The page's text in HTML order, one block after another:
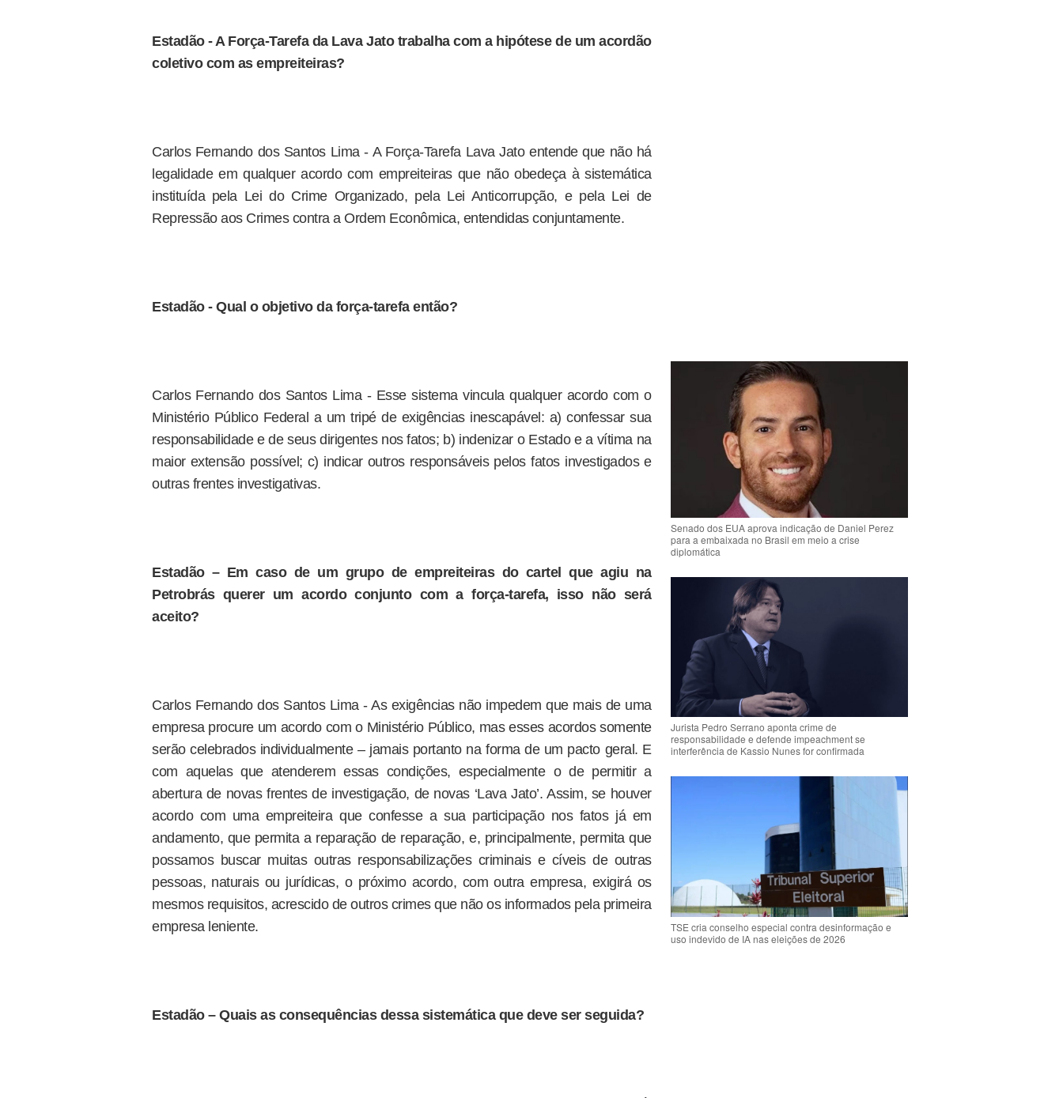
Estadão - A Força-Tarefa da Lava Jato trabalha com a hipótese de um acordão
coletivo com as empreiteiras?
Carlos Fernando dos Santos Lima - A Força-Tarefa Lava Jato entende que não há
legalidade em qualquer acordo com empreiteiras que não obedeça à sistemática
instituída pela Lei do Crime Organizado, pela Lei Anticorrupção, e pela Lei de
Repressão aos Crimes contra a Ordem Econômica, entendidas conjuntamente.
Estadão - Qual o objetivo da força-tarefa então?
Carlos Fernando dos Santos Lima - Esse sistema vincula qualquer acordo com o
Ministério Público Federal a um tripé de exigências inescapável: a) confessar sua
responsabilidade e de seus dirigentes nos fatos; b) indenizar o Estado e a vítima na
maior extensão possível; c) indicar outros responsáveis pelos fatos investigados e
outras frentes investigativas.
Estadão – Em caso de um grupo de empreiteiras do cartel que agiu na
Petrobrás querer um acordo conjunto com a força-tarefa, isso não será
aceito?
Carlos Fernando dos Santos Lima - As exigências não impedem que mais de uma
empresa procure um acordo com o Ministério Público, mas esses acordos somente
serão celebrados individualmente – jamais portanto na forma de um pacto geral. E
com aquelas que atenderem essas condições, especialmente o de permitir a
abertura de novas frentes de investigação, de novas ‘Lava Jato’. Assim, se houver
acordo com uma empreiteira que confesse a sua participação nos fatos já em
andamento, que permita a reparação de reparação, e, principalmente, permita que
possamos buscar muitas outras responsabilizações criminais e cíveis de outras
pessoas, naturais ou jurídicas, o próximo acordo, com outra empresa, exigirá os
mesmos requisitos, acrescido de outros crimes que não os informados pela primeira
empresa leniente.
Estadão – Quais as consequências dessa sistemática que deve ser seguida?
Senado dos EUA aprova indicação de Daniel Perez
para a embaixada no Brasil em meio a crise
diplomática
Jurista Pedro Serrano aponta crime de
responsabilidade e defende impeachment se
interferência de Kassio Nunes for confirmada
TSE cria conselho especial contra desinformação e
uso indevido de IA nas eleições de 2026